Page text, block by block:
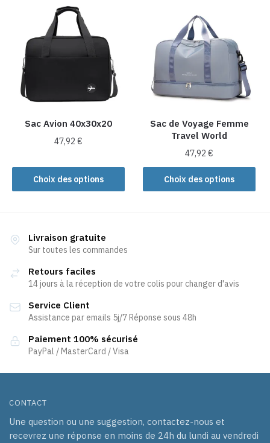
plusieurs
variations.
Les
options
choisies
la
page
produit
Les
options
peuvent
être
choisies
sur
page
du
produit
Sac Avion 40x30x20
47,92€
Choix des options
produit
a
Les
options
être
sur
la
page
du
Sac de Voyage Femme
Travel World
47,92€
Choix des options
Ce
produit
être
Livraison gratuite
Sur toutes les commandes
Retours faciles
14 jours à la réception de votre colis pour changer d'avis
Service Client
Assistance par emails 5j/7 Réponse sous 48h
Paiement 100% sécurisé
PayPal / MasterCard / Visa
CONTACT
Une question ou une suggestion, contactez-nous et
recevrez une réponse en moins de 24h du lundi au vendredi